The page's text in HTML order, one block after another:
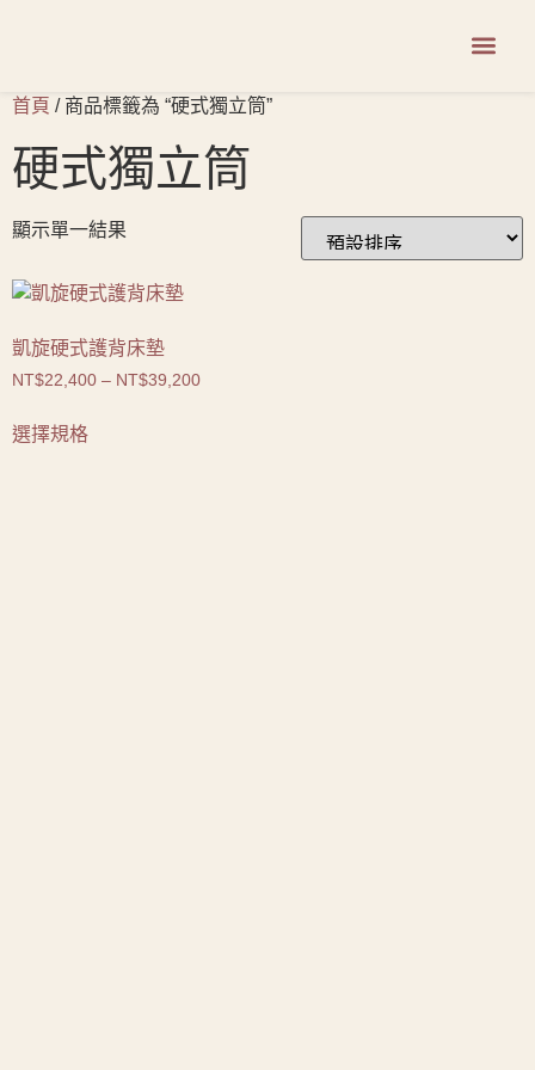
首頁 / 商品標籤為 “硬式獨立筒”
硬式獨立筒
顯示單一結果
凱旋硬式護背床墊
NT$22,400 – NT$39,200
選擇規格